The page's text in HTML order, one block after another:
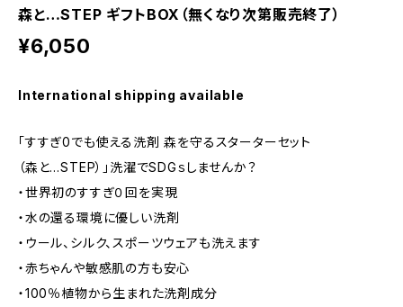
森と…STEP ギフトBOX（無くなり次第販売終了）
¥6,050
International shipping available
「すすぎ0でも使える洗剤 森を守るスターターセット
（森と…STEP）」洗濯でSDGｓしませんか？
・世界初のすすぎ０回を実現
・水の還る環境に優しい洗剤
・ウール、シルク、スポーツウェアも洗えます
・赤ちゃんや敏感肌の方も安心
・100％植物から生まれた洗剤成分